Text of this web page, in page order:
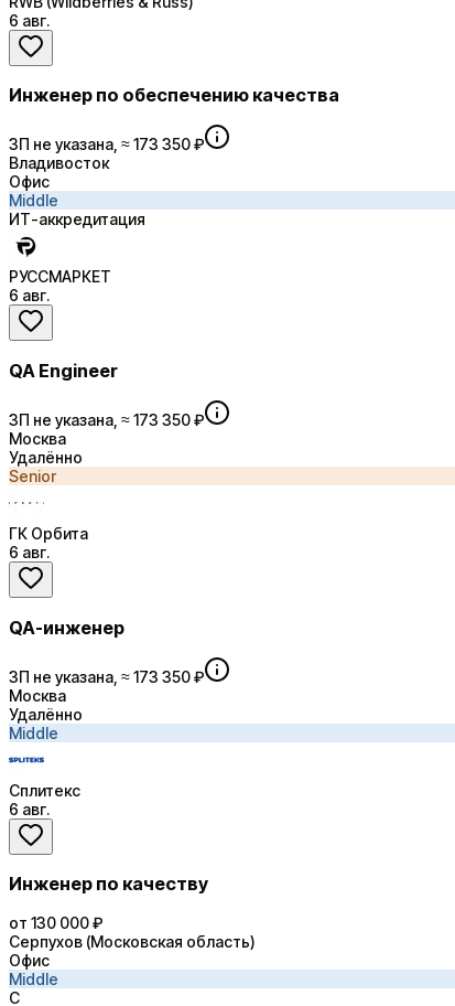
6 авг.
Инженер по обеспечению качества
ЗП не указана, ≈ 173 350 ₽
Владивосток
Офис
Middle
ИТ-аккредитация
РУССМАРКЕТ
6 авг.
QA Engineer
ЗП не указана, ≈ 173 350 ₽
Москва
Удалённо
Senior
ГК Орбита
6 авг.
QA-инженер
ЗП не указана, ≈ 173 350 ₽
Москва
Удалённо
Middle
Сплитекс
6 авг.
Инженер по качеству
от 130 000 ₽
Серпухов (Московская область)
Офис
Middle
С